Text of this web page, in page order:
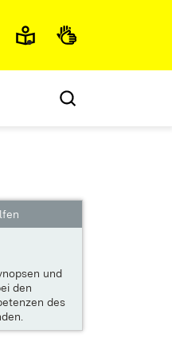
und
den
des